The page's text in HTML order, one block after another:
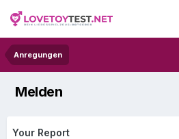
Anregungen
Melden
Your Report